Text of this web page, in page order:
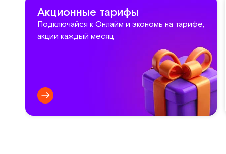
Акционные тарифы
Подключайся к Онлайм и экономь на тарифе,
акции каждый месяц